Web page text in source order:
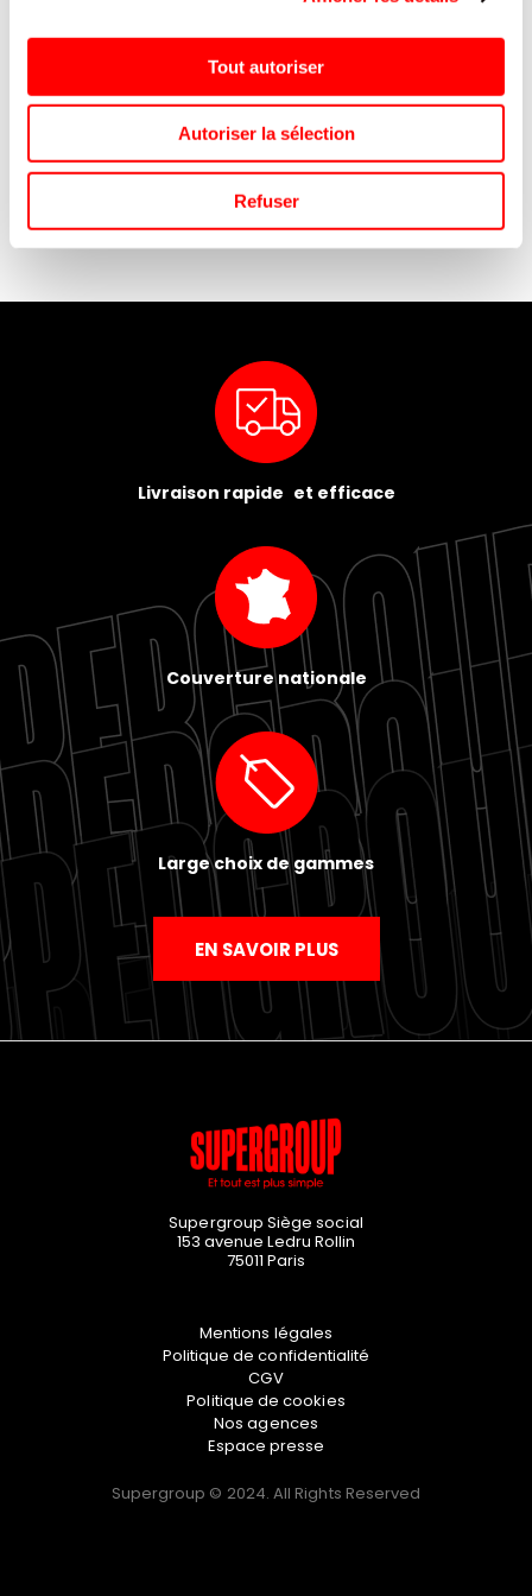
Tout autoriser
Autoriser la sélection
Refuser
KYO KOMBUCHA BIO
CITRON GING SCAN 33CL/8
DR SOUR SOUR SUCETTES
Livraison rapide et efficace
Couverture nationale
Large choix de gammes
EN SAVOIR PLUS
Supergroup Siège social
153 avenue Ledru Rollin
75011 Paris
Mentions légales
Politique de confidentialité
CGV
Politique de cookies
Nos agences
Espace presse
Supergroup © 2024. All Rights Reserved